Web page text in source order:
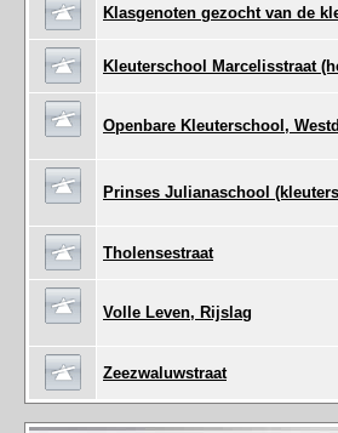
Klasgenoten gezocht van de
Kleuterschool Marcelisstraat
Openbare Kleuterschool,
Prinses Julianaschool
Tholensestraat
Volle Leven, Rijslag
Zeezwaluwstraat